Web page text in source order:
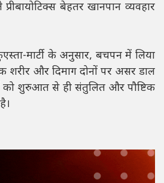
बेहतर खानपान व्यवहार
कुएस्ता-मार्टी के अनुसार, बचपन में लिया
और दिमाग दोनों पर असर डाल
को शुरुआत से ही संतुलित और पौष्टिक